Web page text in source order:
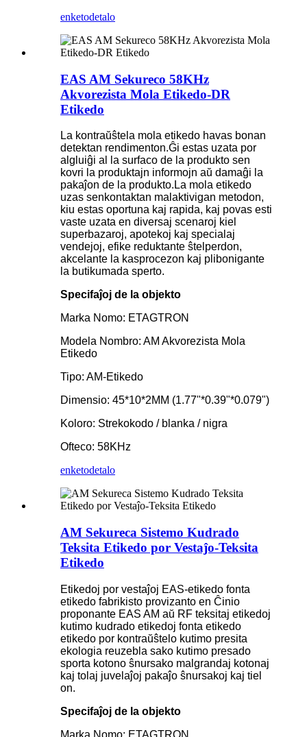
enketodetalo
EAS AM Sekureco 58KHz
Akvorezista Mola Etikedo-DR
Etikedo
La kontraŭŝtela mola etikedo havas bonan
detektan rendimenton.Ĝi estas uzata por
algluiĝi al la surfaco de la produkto sen
kovri la produktajn informojn aŭ damaĝi la
pakaĵon de la produkto.La mola etikedo
uzas senkontaktan malaktivigan metodon,
kiu estas oportuna kaj rapida, kaj povas esti
vaste uzata en diversaj scenaroj kiel
superbazaroj, apotekoj kaj specialaj
vendejoj, efike reduktante ŝtelperdon,
akcelante la kasprocezon kaj plibonigante
la butikumada sperto.
Specifaĵoj de la objekto
Marka Nomo: ETAGTRON
Modela Nombro: AM Akvorezista Mola
Etikedo
Tipo: AM-Etikedo
Dimensio: 45*10*2MM (1.77"*0.39"*0.079")
Koloro: Strekokodo / blanka / nigra
Ofteco: 58KHz
enketodetalo
AM Sekureca Sistemo Kudrado
Teksita Etikedo por Vestaĵo-Teksita
Etikedo
Etikedoj por vestaĵoj EAS-etikedo fonta
etikedo fabrikisto provizanto en Ĉinio
proponante EAS AM aŭ RF teksitaj etikedoj
kutimo kudrado etikedoj fonta etikedo
etikedo por kontraŭŝtelo kutimo presita
ekologia reuzebla sako kutimo presado
sporta kotono ŝnursako malgrandaj kotonaj
kaj tolaj juvelaĵoj pakaĵo ŝnursakoj kaj tiel
on.
Specifaĵoj de la objekto
Marka Nomo: ETAGTRON